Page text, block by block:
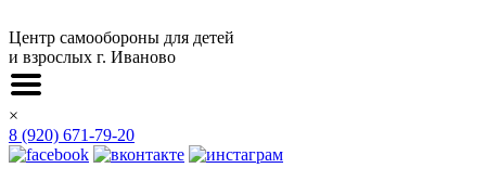
Центр самообороны для детей
и взрослых г. Иваново
×
8 (920) 671-79-20